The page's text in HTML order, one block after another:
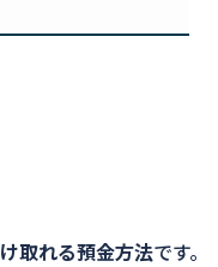
取れる預金方法です。